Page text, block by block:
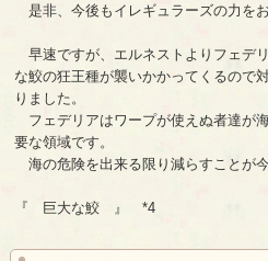
是非、今後もイレギュラーズの力を
早速ですが、エルネストよりフェデ
な鮫の狂王種が襲いかかってくるので
りました。
フェデリアはワープが使えぬ者達が
要な領域です。
海の危険を出来る限り減らすことが
『 巨大な鮫 』 *4